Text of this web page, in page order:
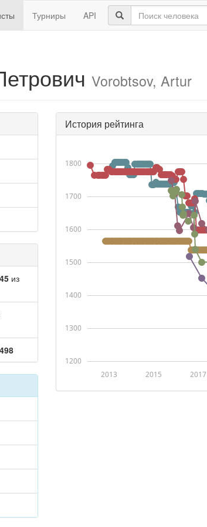
Турниры API
Vorobtsov, Artur
из
История рейтинга
2013 2015 2017
1200
1300
1400
1500
1600
1700
1800